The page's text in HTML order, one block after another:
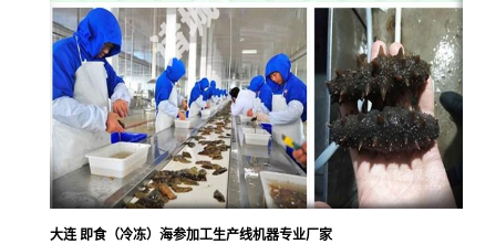
大连 即食（冷冻）海参加工生产线机器专业厂家